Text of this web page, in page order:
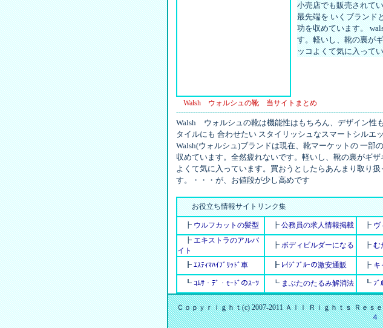
小売店でも販売されて
最先端を いくブランド
功を収めています。
す。軽いし、靴の裏が
ッコよくて気に入って
Walsh ウォルシュの靴 当サイトまとめ
Walsh ウォルシュの靴は機能性はもちろん、デザイン性
タイルにも 合わせたい スタイリッシュなスマートシルエ
Walsh(ウォルシュ)ブランドは現在、靴マーケットの 一
収めています。全然疲れないです。軽いし、靴の裏がギ
よくて気に入っています。買おうとしたらあんまり取り
す。・・・が、お値段が少し高めです
お役立ち情報サイトリンク集
┣ ウルフカットの髪型 ┣ 公務員の求人情報掲載 ┣ ヴ
┣ エキストラのアルバ
イト
┣ ボディビルダーになる ┣ む
┣ ｴｽﾃｨﾏﾊｲﾌﾞﾘｯﾄﾞ車 ┣ ﾚｲｼﾞﾌﾞﾙｰの激安通販 ┣ キ
┗ ｺﾑｻ・ﾃﾞ・ﾓｰﾄﾞのｽｰﾂ ┗ まぶたのたるみ解消法 ┗ ﾌﾞ
Ｃｏｐｙｒｉｇｈｔ(c) 2007-2011 Ａｌｌ Ｒｉｇｈｔｓ Ｒｅ
４